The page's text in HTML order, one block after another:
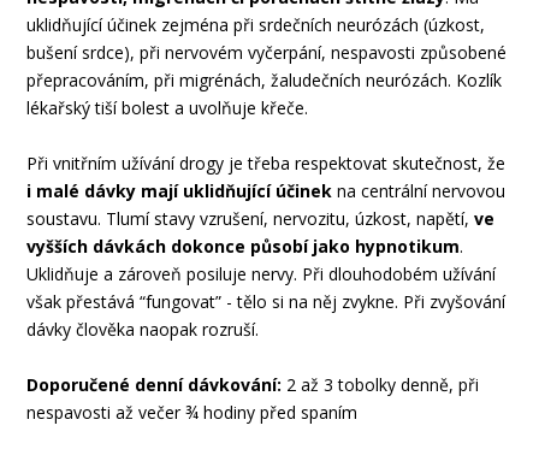
uklidňující účinek zejména při srdečních neurózách (úzkost,
bušení srdce), při nervovém vyčerpání, nespavosti způsobené
přepracováním, při migrénách, žaludečních neurózách. Kozlík
lékařský tiší bolest a uvolňuje křeče.
Při vnitřním užívání drogy je třeba respektovat skutečnost, že
i malé dávky mají uklidňující účinek na centrální nervovou
soustavu. Tlumí stavy vzrušení, nervozitu, úzkost, napětí,ve
vyšších dávkách dokonce působí jako hypnotikum.
Uklidňuje a zároveň posiluje nervy. Při dlouhodobém užívání
však přestává “fungovat” - tělo si na něj zvykne. Při zvyšování
dávky člověka naopak rozruší.
Doporučené denní dávkování: 2 až 3 tobolky denně, při
nespavosti až večer ¾ hodiny před spaním